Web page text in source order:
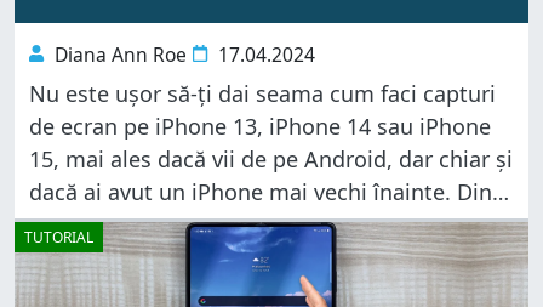
Diana Ann Roe 17.04.2024
Nu este ușor să-ți dai seama cum faci capturi
de ecran pe iPhone 13, iPhone 14 sau iPhone
15, mai ales dacă vii de pe Android, dar chiar și
dacă ai avut un iPhone mai vechi înainte. Din
fericire, există
TUTORIAL